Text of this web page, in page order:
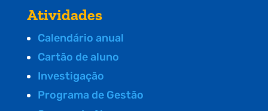
Atividades
Calendário anual
Cartão de aluno
Investigação
Programa de Gestão